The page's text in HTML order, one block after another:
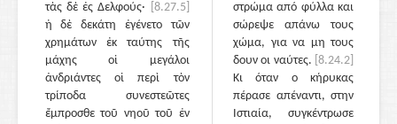
τὰς δὲ ἐς Δελφούς·
[8.27.5]
ἡ δὲ δεκάτη ἐγένετο τῶν
χρημάτων ἐκ ταύτης τῆς
μάχης οἱ μεγάλοι
ἀνδριάντες οἱ περὶ τὸν
τρίποδα συνεστεῶτες
ἔμπροσθε τοῦ νηοῦ τοῦ ἐν
στρώμα από φύλλα και
σώρεψε απάνω τους
χώμα, για να μη τους
δουν οι ναύτες. [8.24.2]
Κι όταν ο κήρυκας
πέρασε απέναντι, στην
Ιστιαία, συγκέντρωσε